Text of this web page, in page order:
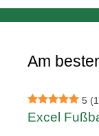
Am
5
Excel